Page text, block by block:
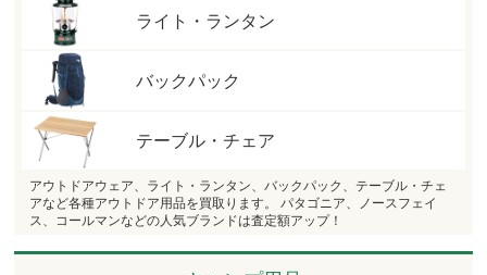
ライト・ランタン
バックパック
テーブル・チェア
アウトドアウェア、ライト・ランタン、バックパック、テーブル・チェ
アなど各種アウトドア用品を買取ります。 パタゴニア、ノースフェイ
ス、コールマンなどの人気ブランドは査定額アップ！